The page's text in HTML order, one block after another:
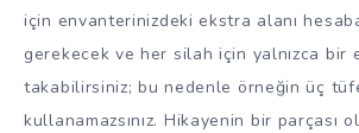
için envanterinizdeki ekstra alanı
gerekecek ve her silah için yalnızca bir
takabilirsiniz; bu nedenle örneğin üç
kullanamazsınız. Hikayenin bir parçası